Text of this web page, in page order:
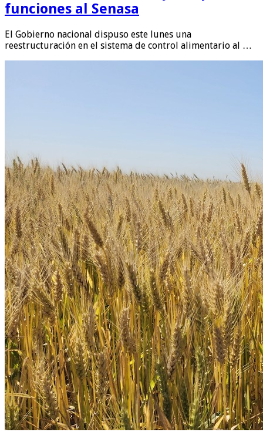
funciones al Senasa
El Gobierno nacional dispuso este lunes una
reestructuración en el sistema de control alimentario al …